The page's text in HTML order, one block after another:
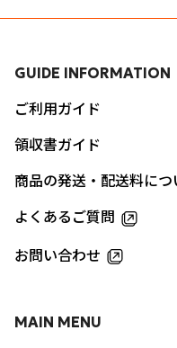
MAIN MENU
GUIDE INFORMATION
ご利用ガイド
領収書ガイド
商品の発送・配送料につ
よくあるご質問
お問い合わせ